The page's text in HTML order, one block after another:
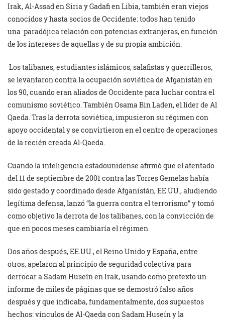
Irak, Al-Assad en Siria y Gadafi en Libia, también eran viejos
conocidos y hasta socios de Occidente: todos han tenido
una paradójica relación con potencias extranjeras, en función
de los intereses de aquellas y de su propia ambición.
Los talibanes, estudiantes islámicos, salafistas y guerrilleros,
se levantaron contra la ocupación soviética de Afganistán en
los 90, cuando eran aliados de Occidente para luchar contra el
comunismo soviético. También Osama Bin Laden, el líder de Al
Qaeda. Tras la derrota soviética, impusieron su régimen con
apoyo occidental y se convirtieron en el centro de operaciones
de la recién creada Al-Qaeda.
Cuando la inteligencia estadounidense afirmó que el atentado
del 11 de septiembre de 2001 contra las Torres Gemelas había
sido gestado y coordinado desde Afganistán, EE.UU., aludiendo
legítima defensa, lanzó “la guerra contra el terrorismo” y tomó
como objetivo la derrota de los talibanes, con la convicción de
que en pocos meses cambiaría el régimen.
Dos años después, EE.UU., el Reino Unido y España, entre
otros, apelaron al principio de seguridad colectiva para
derrocar a Sadam Huseín en Irak, usando como pretexto un
informe de miles de páginas que se demostró falso años
después y que indicaba, fundamentalmente, dos supuestos
hechos: vínculos de Al-Qaeda con Sadam Huseín y la